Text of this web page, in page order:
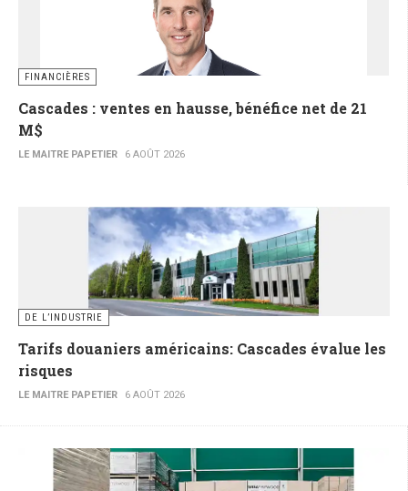
FINANCIÈRES
Cascades : ventes en hausse, bénéfice net de 21
M$
LE MAITRE PAPETIER 6 AOÛT 2026
DE L’INDUSTRIE
Tarifs douaniers américains: Cascades évalue les
risques
LE MAITRE PAPETIER 6 AOÛT 2026